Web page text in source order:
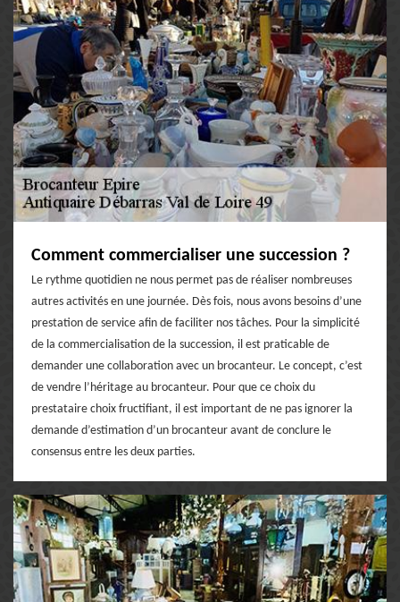
Comment commercialiser une succession ?
Le rythme quotidien ne nous permet pas de réaliser nombreuses
autres activités en une journée. Dès fois, nous avons besoins d’une
prestation de service afin de faciliter nos tâches. Pour la simplicité
de la commercialisation de la succession, il est praticable de
demander une collaboration avec un brocanteur. Le concept, c’est
de vendre l’héritage au brocanteur. Pour que ce choix du
prestataire choix fructifiant, il est important de ne pas ignorer la
demande d’estimation d’un brocanteur avant de conclure le
consensus entre les deux parties.